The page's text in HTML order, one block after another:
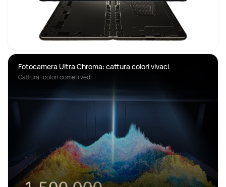
Fotocamera Ultra Chroma: cattura colori vivaci
Cattura i colori come li vedi